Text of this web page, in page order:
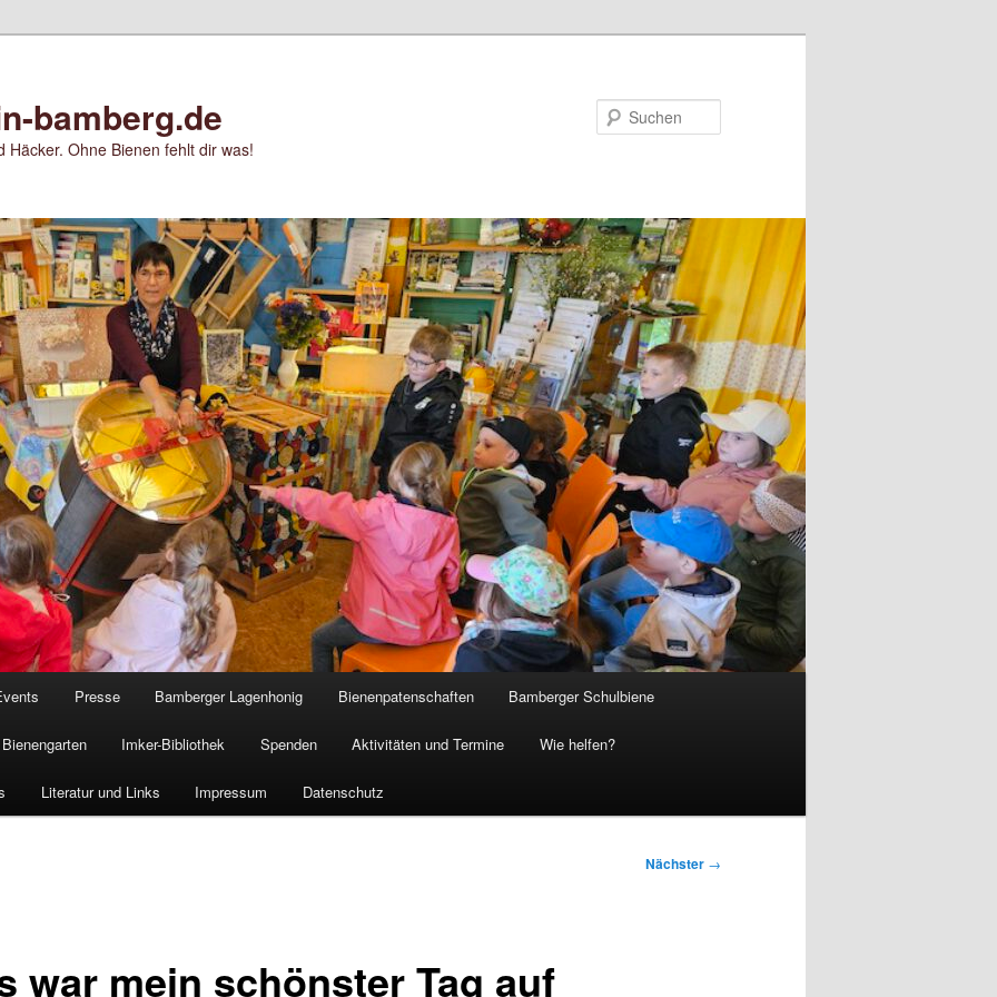
bamberg.de
Ohne Bienen fehlt dir was!
Presse Bamberger Lagenhonig Bienenpatenschaften Bamberger Schulbiene
Imker-Bibliothek Spenden Aktivitäten und Termine Wie helfen?
Literatur und Links Impressum Datenschutz
Nächster →
war mein schönster Tag auf